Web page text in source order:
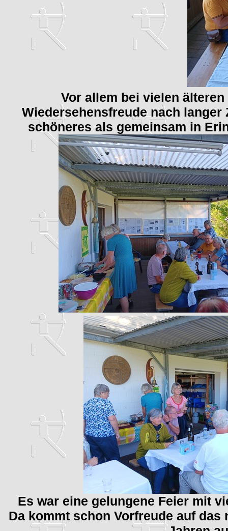
Vor allem bei vielen
Wiedersehensfreude nach langer
schöneres als gemeinsam in
Es war eine gelungene Feier mit
Da kommt schon Vorfreude auf